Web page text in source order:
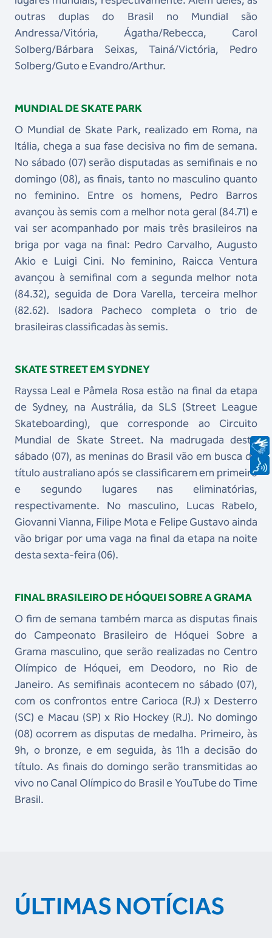
outras duplas do Brasil no Mundial são
Andressa/Vitória, Ágatha/Rebecca, Carol
Solberg/Bárbara Seixas, Tainá/Victória, Pedro
Solberg/Guto e Evandro/Arthur.
MUNDIAL DE SKATE PARK
O Mundial de Skate Park, realizado em Roma, na
Itália, chega a sua fase decisiva no fim de semana.
No sábado (07) serão disputadas as semifinais e no
domingo (08), as finais, tanto no masculino quanto
no feminino. Entre os homens, Pedro Barros
avançou às semis com a melhor nota geral (84.71) e
vai ser acompanhado por mais três brasileiros na
briga por vaga na final: Pedro Carvalho, Augusto
Akio e Luigi Cini. No feminino, Raicca Ventura
avançou à semifinal com a segunda melhor nota
(84.32), seguida de Dora Varella, terceira melhor
(82.62). Isadora Pacheco completa o trio de
brasileiras classificadas às semis.
SKATE STREET EM SYDNEY
Rayssa Leal e Pâmela Rosa estão na final da etapa
de Sydney, na Austrália, da SLS (Street League
Skateboarding), que corresponde ao Circuito
Mundial de Skate Street. Na madrugada deste
sábado (07), as meninas do Brasil vão em busca do
título australiano após se classificarem em primeiro
e segundo lugares nas eliminatórias,
respectivamente. No masculino, Lucas Rabelo,
Giovanni Vianna, Filipe Mota e Felipe Gustavo ainda
vão brigar por uma vaga na final da etapa na noite
desta sexta-feira (06).
FINAL BRASILEIRO DE HÓQUEI SOBRE A GRAMA
O fim de semana também marca as disputas finais
do Campeonato Brasileiro de Hóquei Sobre a
Grama masculino, que serão realizadas no Centro
Olímpico de Hóquei, em Deodoro, no Rio de
Janeiro. As semifinais acontecem no sábado (07),
com os confrontos entre Carioca (RJ) x Desterro
(SC) e Macau (SP) x Rio Hockey (RJ). No domingo
(08) ocorrem as disputas de medalha. Primeiro, às
9h, o bronze, e em seguida, às 11h a decisão do
título. As finais do domingo serão transmitidas ao
vivo no Canal Olímpico do Brasil e YouTube do Time
Brasil.
ÚLTIMAS NOTÍCIAS